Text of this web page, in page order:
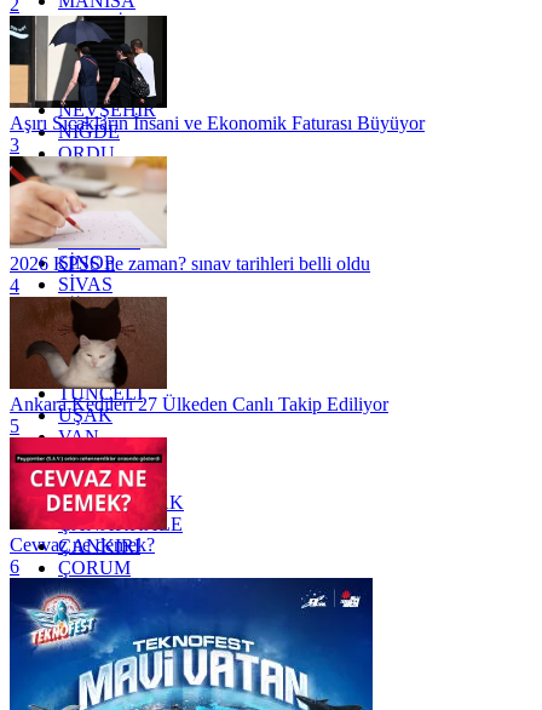
MARDİN
MERSİN
MUĞLA
MUŞ
NEVŞEHİR
NİĞDE
ORDU
OSMANİYE
RİZE
SAKARYA
SAMSUN
SİNOP
SİVAS
SİİRT
TEKİRDAĞ
TOKAT
TRABZON
TUNCELİ
UŞAK
VAN
YALOVA
YOZGAT
ZONGULDAK
ÇANAKKALE
ÇANKIRI
ÇORUM
İSTANBUL
İZMİR
ŞANLIURFA
ŞIRNAK
Aşırı Sıcakların İnsani ve Ekonomik Faturası Büyüyor
3
2026 KPSS ne zaman? sınav tarihleri belli oldu
4
Ankara Kedileri 27 Ülkeden Canlı Takip Ediliyor
5
Cevvaz ne demek?
6